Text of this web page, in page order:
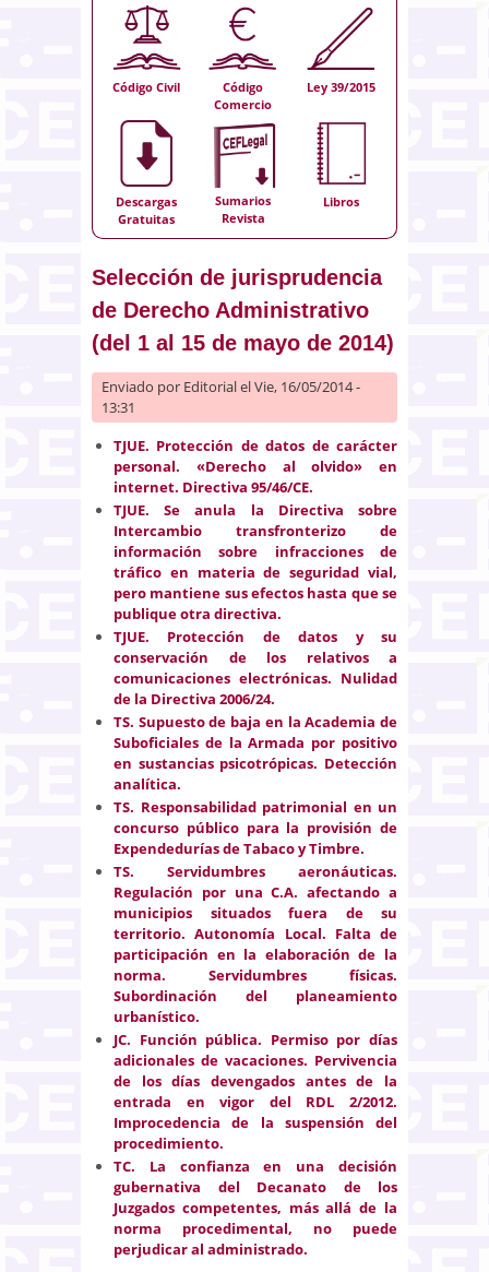
Código Civil
Código
Comercio
Ley 39/2015
Descargas
Gratuitas
Sumarios
Revista
Libros
Selección de jurisprudencia
de Derecho Administrativo
(del 1 al 15 de mayo de 2014)
Enviado por Editorialel Vie, 16/05/2014 -
13:31
TJUE. Protección de datos de carácter
personal. «Derecho al olvido» en
internet. Directiva 95/46/CE.
TJUE. Se anula la Directiva sobre
Intercambio transfronterizo de
información sobre infracciones de
tráfico en materia de seguridad vial,
pero mantiene sus efectos hasta que se
publique otra directiva.
TJUE. Protección de datos y su
conservación de los relativos a
comunicaciones electrónicas. Nulidad
de la Directiva 2006/24.
TS. Supuesto de baja en la Academia de
Suboficiales de la Armada por positivo
en sustancias psicotrópicas. Detección
analítica.
TS. Responsabilidad patrimonial en un
concurso público para la provisión de
Expendedurías de Tabaco y Timbre.
TS. Servidumbres aeronáuticas.
Regulación por una C.A. afectando a
municipios situados fuera de su
territorio. Autonomía Local. Falta de
participación en la elaboración de la
norma. Servidumbres físicas.
Subordinación del planeamiento
urbanístico.
JC. Función pública. Permiso por días
adicionales de vacaciones. Pervivencia
de los días devengados antes de la
entrada en vigor del RDL 2/2012.
Improcedencia de la suspensión del
procedimiento.
TC. La confianza en una decisión
gubernativa del Decanato de los
Juzgados competentes, más allá de la
norma procedimental, no puede
perjudicar al administrado.